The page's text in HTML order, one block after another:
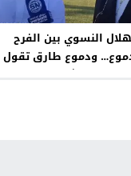
النسوي بين الفرح
ودموع طارق تقول
كل شي